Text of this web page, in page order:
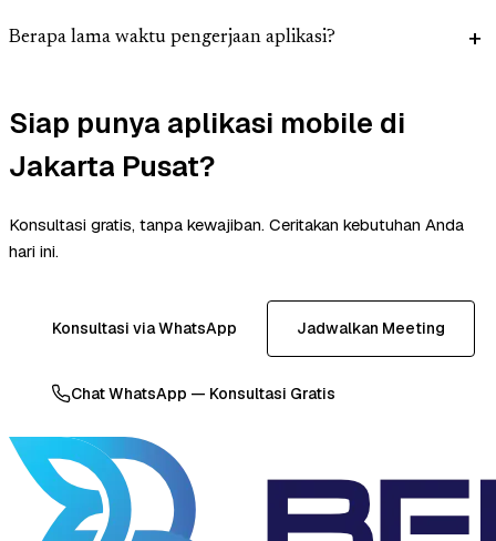
Berapa lama waktu pengerjaan aplikasi?
Siap punya aplikasi mobile di
Jakarta Pusat?
Konsultasi gratis, tanpa kewajiban. Ceritakan kebutuhan Anda
hari ini.
Konsultasi via WhatsApp Jadwalkan Meeting
Chat WhatsApp — Konsultasi Gratis